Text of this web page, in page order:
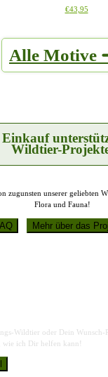
€43,95Dieses
auf.
Alle Motive
Wildtier-
zugunsten unserer geliebten
Flora und Fauna!
Wildtier oder Dein Wunsch-
wie ich Dir helfen kann!